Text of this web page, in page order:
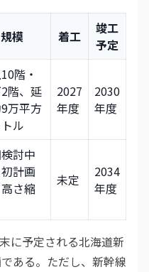
規模 着工
竣工
予定
階・
階、延
万平方
ル
2027
年度
2030
年度
討中
初計画
さ縮
未定
2034
年度
に予定される北海道新
ある。ただし、新幹線